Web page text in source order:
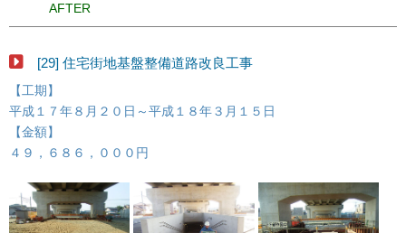
AFTER
[29] 住宅街地基盤整備道路改良工事
【工期】
平成１７年８月２０日～平成１８年３月１５日
【金額】
４９，６８６，０００円